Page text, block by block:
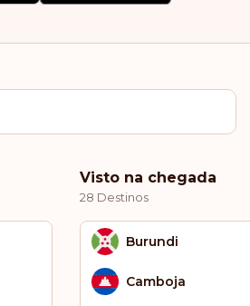
Visto na chegada
28 Destinos
Burundi
Camboja